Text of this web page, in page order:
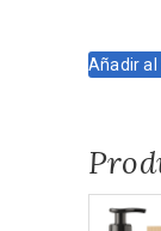
Añadir al